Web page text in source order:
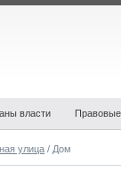
власти
улица / Дом